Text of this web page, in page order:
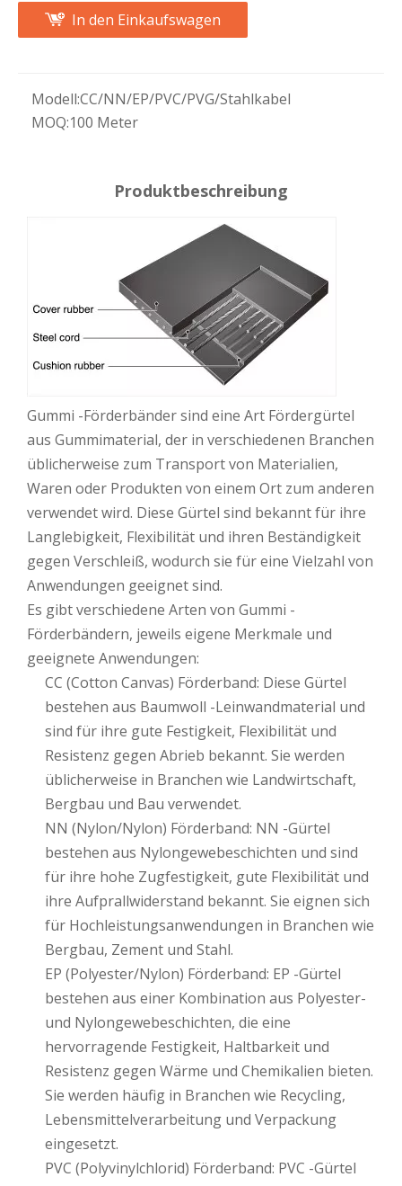
In den Einkaufswagen
Modell:CC/NN/EP/PVC/PVG/Stahlkabel
MOQ:100 Meter
Produktbeschreibung
Gummi -Förderbänder sind eine Art Fördergürtel
aus Gummimaterial, der in verschiedenen Branchen
üblicherweise zum Transport von Materialien,
Waren oder Produkten von einem Ort zum anderen
verwendet wird. Diese Gürtel sind bekannt für ihre
Langlebigkeit, Flexibilität und ihren Beständigkeit
gegen Verschleiß, wodurch sie für eine Vielzahl von
Anwendungen geeignet sind.
Es gibt verschiedene Arten von Gummi -
Förderbändern, jeweils eigene Merkmale und
geeignete Anwendungen:
CC (Cotton Canvas) Förderband: Diese Gürtel
bestehen aus Baumwoll -Leinwandmaterial und
sind für ihre gute Festigkeit, Flexibilität und
Resistenz gegen Abrieb bekannt. Sie werden
üblicherweise in Branchen wie Landwirtschaft,
Bergbau und Bau verwendet.
NN (Nylon/Nylon) Förderband: NN -Gürtel
bestehen aus Nylongewebeschichten und sind
für ihre hohe Zugfestigkeit, gute Flexibilität und
ihre Aufprallwiderstand bekannt. Sie eignen sich
für Hochleistungsanwendungen in Branchen wie
Bergbau, Zement und Stahl.
EP (Polyester/Nylon) Förderband: EP -Gürtel
bestehen aus einer Kombination aus Polyester-
und Nylongewebeschichten, die eine
hervorragende Festigkeit, Haltbarkeit und
Resistenz gegen Wärme und Chemikalien bieten.
Sie werden häufig in Branchen wie Recycling,
Lebensmittelverarbeitung und Verpackung
eingesetzt.
PVC (Polyvinylchlorid) Förderband: PVC -Gürtel